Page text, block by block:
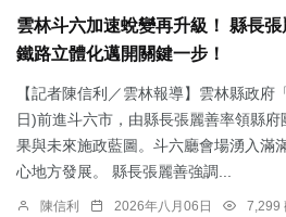
雲林斗六加速蛻變再升級！ 縣長
鐵路立體化邁開關鍵一步！
【記者陳信利／雲林報導】雲林縣政府
日)前進斗六市，由縣長張麗善率領縣
果與未來施政藍圖。斗六廳會場湧入滿
心地方發展。 縣長張麗善強調...
陳信利 2026年八月06日 7,299